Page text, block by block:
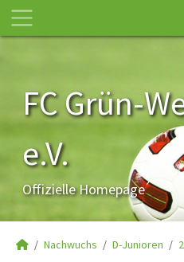
FC Grün-
e.V.
Offizielle Homepage
Nachwuchs D-Junioren